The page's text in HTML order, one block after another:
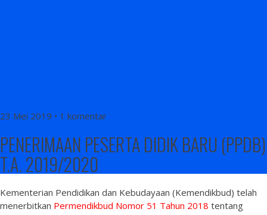
23 Mei 2019 • 1 komentar
PENERIMAAN PESERTA DIDIK BARU (PPDB)
T.A. 2019/2020
Kementerian Pendidikan dan Kebudayaan (Kemendikbud) telah
menerbitkan Permendikbud Nomor 51 Tahun 2018 tentang